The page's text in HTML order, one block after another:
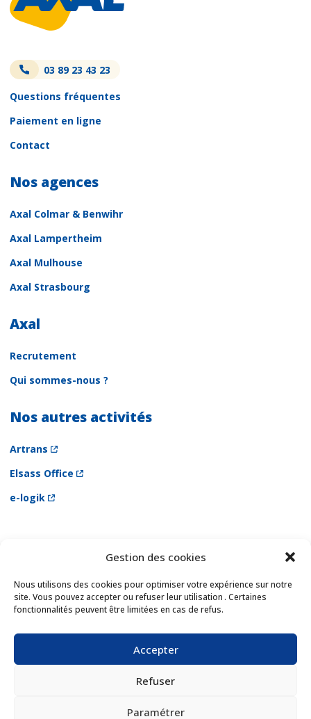
Gestion des cookies
Nous utilisons des cookies pour optimiser votre expérience sur notre
site. Vous pouvez accepter ou refuser leur utilisation . Certaines
fonctionnalités peuvent être limitées en cas de refus.
Accepter
Refuser
Paramétrer
03 89 23 43 23
Questions fréquentes
Paiement en ligne
Contact
Nos agences
Axal Colmar & Benwihr
Axal Lampertheim
Axal Mulhouse
Axal Strasbourg
Axal
Recrutement
Qui sommes-nous ?
Nos autres activités
Artrans
Elsass Office
e-logik
Newsletter
Email *